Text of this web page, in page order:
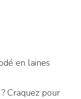
en laines
Craquez pour